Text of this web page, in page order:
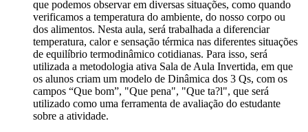
que podemos observar em diversas situações, como quando
verificamos a temperatura do ambiente, do nosso corpo ou
dos alimentos. Nesta aula, será trabalhada a diferenciar
temperatura, calor e sensação térmica nas diferentes situações
de equilíbrio termodinâmico cotidianas. Para isso, será
utilizada a metodologia ativa Sala de Aula Invertida, em que
os alunos criam um modelo de Dinâmica dos 3 Qs, com os
campos “Que bom”, "Que pena", "Que ta?l", que será
utilizado como uma ferramenta de avaliação do estudante
sobre a atividade.